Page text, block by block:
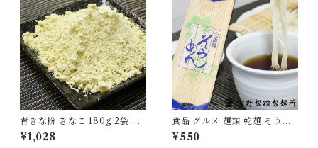
青きな粉 きなこ 180g 2袋 国
産 無添加 大豆 自家製粉 食品
グルメ 粉物 [myn-aknk-02]
¥1,028
食品 グルメ 麺類 乾麺 そうめ
ん 素麺 1袋250g×2袋 国産 愛
媛県産 無添加 [myn-sm-02]
¥550